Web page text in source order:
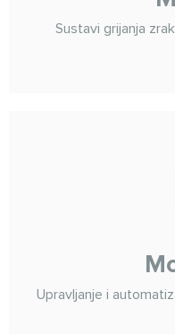
Sustavi grijanja
Upravljanje i